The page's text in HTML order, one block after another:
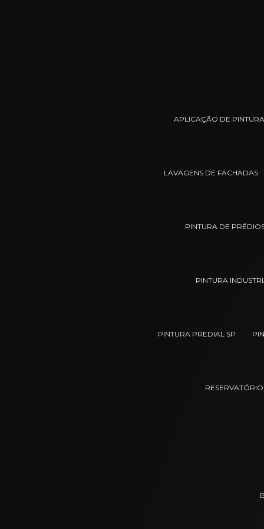
APLICAÇÃO DE
LAVAGENS DE FACHADAS
PINTURA DE
PINTURA
PINTURA PREDIAL SP